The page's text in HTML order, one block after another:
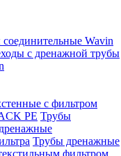
Wavin
с дренажной трубы
с фильтром
PE Трубы
Трубы дренажные
фильтром